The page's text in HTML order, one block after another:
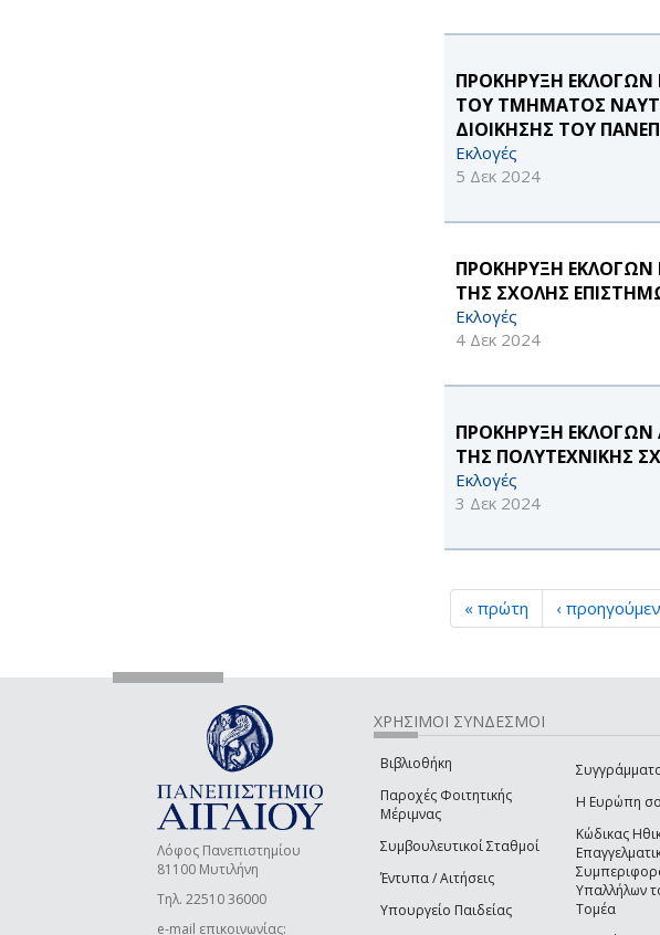
ΠΡΟΚΗΡΥΞΗ
ΤΟΥ ΤΜΗΜΑΤΟΣ
ΔΙΟΙΚΗΣΗΣ ΤΟΥ
Εκλογές
5 Δεκ 2024
ΠΡΟΚΗΡΥΞΗ
ΤΗΣ ΣΧΟΛΗΣ
Εκλογές
4 Δεκ 2024
ΠΡΟΚΗΡΥΞΗ
ΤΗΣ ΠΟΛΥΤΕΧΝΙΚΗΣ
Εκλογές
3 Δεκ 2024
« πρώτη ‹
Λόφος Πανεπιστημίου
81100 Μυτιλήνη
Τηλ. 22510 36000
e-mail επικοινωνίας:
ΧΡΗΣΙΜΟΙ ΣΥΝΔΕΣΜΟΙ
Βιβλιοθήκη
Παροχές Φοιτητικής
Μέριμνας
Συμβουλευτικοί Σταθμοί
Έντυπα / Αιτήσεις
Υπουργείο Παιδείας
Η Ευρώπη
Κώδικας
Υπαλλήλων
Τομέα